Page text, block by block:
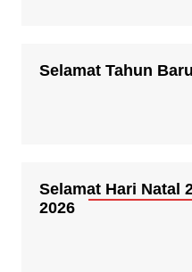
Selamat Tahun
Selamat Hari Natal
2026